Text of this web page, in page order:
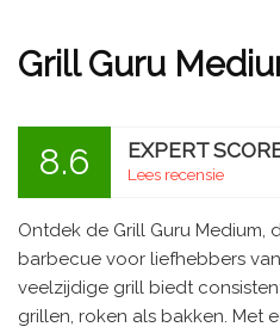
Grill Guru
8.6 EXPERT
Lees recensie
Ontdek de Grill Guru Medium,
barbecue voor liefhebbers
veelzijdige grill biedt
grillen, roken als bakken. Met